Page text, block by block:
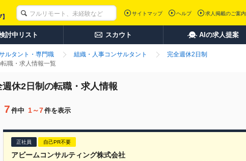
サイトマップ ヘルプ 求人掲載のご案内
討中リスト スカウト AIの求人提案
ルタント・専門職 組織・人事コンサルタント
完全週休2日制
職・求人情報一覧
休2日制の転職・求人情報
7 件中 1～7件を表示
正社員 自己PR不要
アビームコンサルティング株式会社